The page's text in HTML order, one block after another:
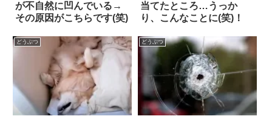
が不自然に凹んでいる→
その原因がこちらです(笑)
当てたところ…うっか
り、こんなことに(笑)！
どうぶつ どうぶつ